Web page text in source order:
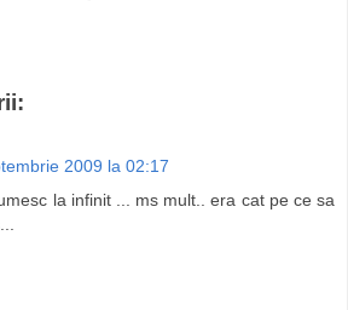
2009 la 02:17
la infinit ... ms mult.. era cat pe ce sa